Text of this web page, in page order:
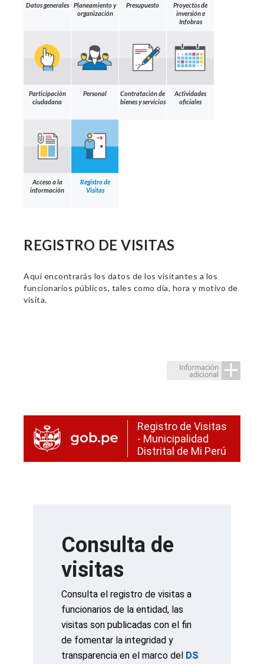
Datos generales
Planeamiento y
organización
Presupuesto
Proyectos de
inversión e
Infobras
Participación
ciudadana
Personal
Contratación de
bienes y servicios
Actividades
oficiales
Acceso a la
información
Registro de
Visitas
REGISTRO DE VISITAS
Aquí encontrarás los datos de los visitantes a los
funcionarios públicos, tales como día, hora y motivo de
visita.